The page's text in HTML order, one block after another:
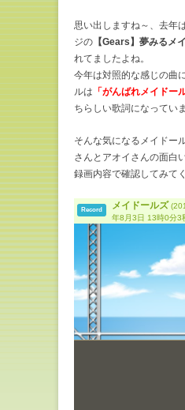
思い出しますね～、去年
ジの 【Gears】夢みるメ
れてましたよね。
今年は対照的な感じの曲
ルは 「がんばれメイドー
ちらしい歌詞になっていま
そんな気になるメイドー
さんとアオイさんの面白
録画内容で確認してみて